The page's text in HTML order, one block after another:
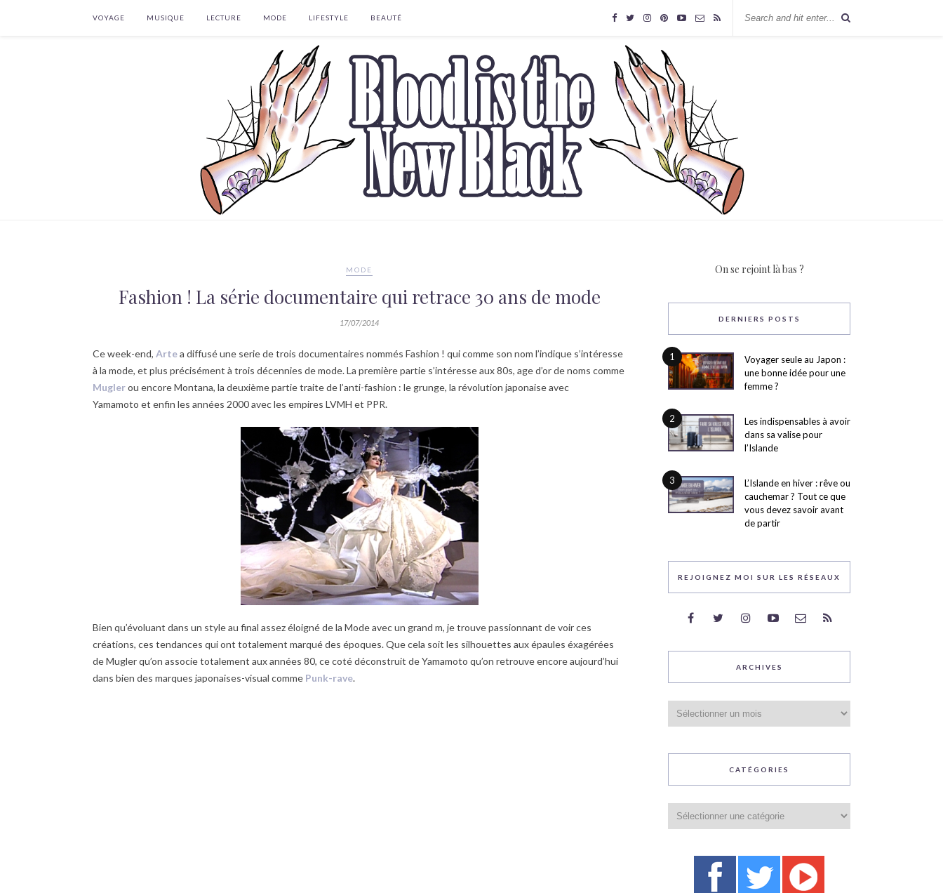
VOYAGE MUSIQUE LECTURE MODE LIFESTYLE BEAUTÉ
MODE
Fashion ! La série documentaire qui retrace 30 ans de mode
17/07/2014
Ce week-end, Artea diffusé une serie de trois documentaires nommés Fashion ! qui comme son nom l’indique s’intéresse
à la mode, et plus précisément à trois décennies de mode. La première partie s’intéresse aux 80s, age d’or de noms comme
Muglerou encore Montana, la deuxième partie traite de l’anti-fashion : le grunge, la révolution japonaise avec
Yamamoto et enfin les années 2000 avec les empires LVMH et PPR.
Bien qu’évoluant dans un style au final assez éloigné de la Mode avec un grand m, je trouve passionnant de voir ces
créations, ces tendances qui ont totalement marqué des époques. Que cela soit les silhouettes aux épaules éxagérées
de Mugler qu’on associe totalement aux années 80, ce coté déconstruit de Yamamoto qu’on retrouve encore aujourd’hui
dans bien des marques japonaises-visual comme Punk-rave.
On se rejoint là bas ?
DERNIERS POSTS
1
Voyager seule au Japon :
une bonne idée pour une
femme ?
2
Les indispensables à avoir
dans sa valise pour
l’Islande
3
L’Islande en hiver : rêve ou
cauchemar ? Tout ce que
vous devez savoir avant
de partir
REJOIGNEZ MOI SUR LES RÉSEAUX
ARCHIVES
CATÉGORIES